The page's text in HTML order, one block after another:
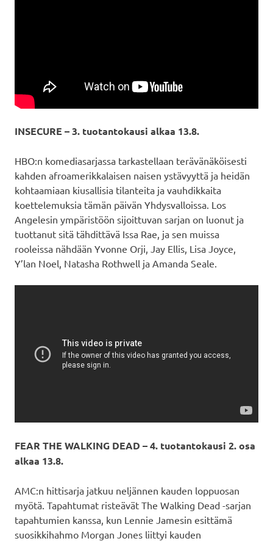
INSECURE – 3. tuotantokausi alkaa 13.8.
HBO:n komediasarjassa tarkastellaan terävänäköisesti
kahden afroamerikkalaisen naisen ystävyyttä ja heidän
kohtaamiaan kiusallisia tilanteita ja vauhdikkaita
koettelemuksia tämän päivän Yhdysvalloissa. Los
Angelesin ympäristöön sijoittuvan sarjan on luonut ja
tuottanut sitä tähdittävä Issa Rae, ja sen muissa
rooleissa nähdään Yvonne Orji, Jay Ellis, Lisa Joyce,
Y’lan Noel, Natasha Rothwell ja Amanda Seale.
FEAR THE WALKING DEAD – 4. tuotantokausi 2. osa
alkaa 13.8.
AMC:n hittisarja jatkuu neljännen kauden loppuosan
myötä. Tapahtumat risteävät The Walking Dead -sarjan
tapahtumien kanssa, kun Lennie Jamesin esittämä
suosikkihahmo Morgan Jones liittyi kauden